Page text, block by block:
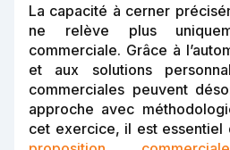
La capacité à cerner
ne relève plus
commerciale. Grâce à
et aux solutions
commerciales peuvent
approche avec
cet exercice, il est essentiel